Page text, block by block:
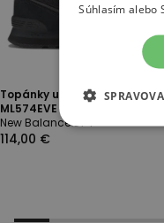
Topánky unisex New Balance
ML574EVE - čierne
New Balance 574
114,00 €
Súhlasím alebo